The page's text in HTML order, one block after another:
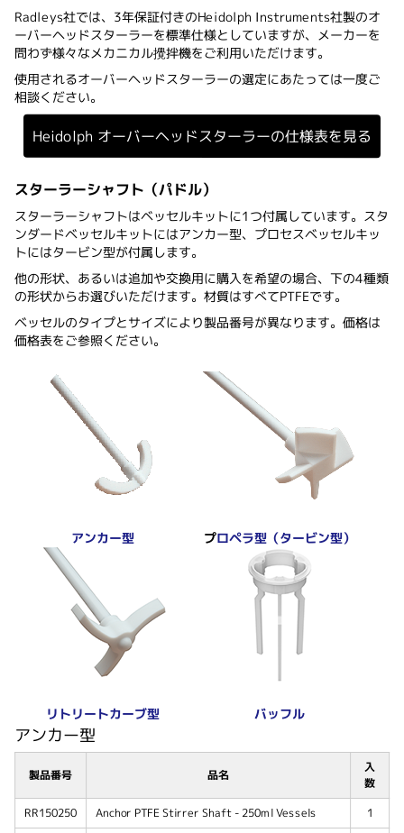
Radleys社では、3年保証付きのHeidolph Instruments社製のオ
ーバーヘッドスターラーを標準仕様としていますが、メーカーを
問わず様々なメカニカル攪拌機をご利用いただけます。
使用されるオーバーヘッドスターラーの選定にあたっては一度ご
相談ください。
Heidolph オーバーヘッドスターラーの仕様表を見る
スターラーシャフト（パドル）
スターラーシャフトはベッセルキットに1つ付属しています。スタ
ンダードベッセルキットにはアンカー型、プロセスベッセルキッ
トにはタービン型が付属します。
他の形状、あるいは追加や交換用に購入を希望の場合、下の4種類
の形状からお選びいただけます。材質はすべてPTFEです。
ベッセルのタイプとサイズにより製品番号が異なります。価格は
価格表をご参照ください。
アンカー型 プロペラ型（タービン型）
リトリートカーブ型 バッフル
アンカー型
製品番号 品名
入
数
RR150250 Anchor PTFE Stirrer Shaft - 250ml Vessels 1